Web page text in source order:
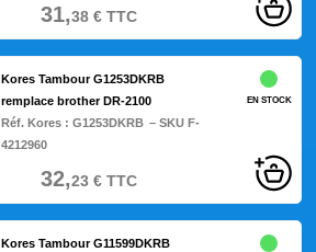
31,38€TTC
Kores Tambour G1253DKRB
remplace brother DR-2100
Réf. Kores : G1253DKRB – SKU F-
4212960
EN STOCK
32,23€TTC
Kores Tambour G11599DKRB